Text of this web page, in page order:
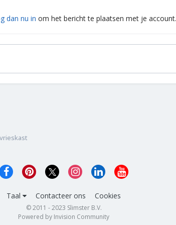
dan nu in om het bericht te plaatsen met je account.
Taal Contacteer ons Cookies
© 2011 - 2023 Slimster B.V.
Powered by Invision Community